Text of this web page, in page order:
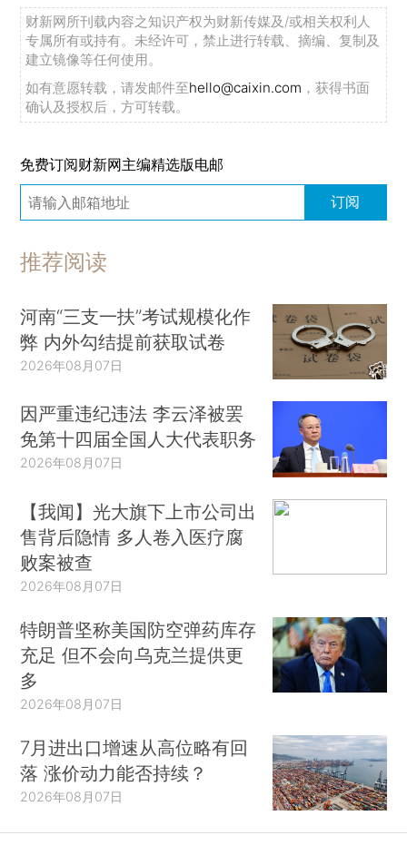
财新网所刊载内容之知识产权为财新传媒及/或相关权利人
专属所有或持有。未经许可，禁止进行转载、摘编、复制及
建立镜像等任何使用。
如有意愿转载，请发邮件至hello@caixin.com ，获得书面
确认及授权后，方可转载。
免费订阅财新网主编精选版电邮
订阅
推荐阅读
河南“三支一扶”考试规模化作
弊 内外勾结提前获取试卷
2026年08月07日
因严重违纪违法 李云泽被罢
免第十四届全国人大代表职务
2026年08月07日
【我闻】光大旗下上市公司出
售背后隐情 多人卷入医疗腐
败案被查
2026年08月07日
特朗普坚称美国防空弹药库存
充足 但不会向乌克兰提供更
多
2026年08月07日
7月进出口增速从高位略有回
落 涨价动力能否持续？
2026年08月07日